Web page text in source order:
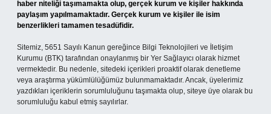
haber niteliği taşımamakta olup, gerçek kurum ve kişiler hakkında
paylaşım yapılmamaktadır. Gerçek kurum ve kişiler ile isim
benzerlikleri tamamen tesadüfidir.
Sitemiz, 5651 Sayılı Kanun gereğince Bilgi Teknolojileri ve İletişim
Kurumu (BTK) tarafından onaylanmış bir Yer Sağlayıcı olarak hizmet
vermektedir. Bu nedenle, sitedeki içerikleri proaktif olarak denetleme
veya araştırma yükümlülüğümüz bulunmamaktadır. Ancak, üyelerimiz
yazdıkları içeriklerin sorumluluğunu taşımakta olup, siteye üye olarak bu
sorumluluğu kabul etmiş sayılırlar.